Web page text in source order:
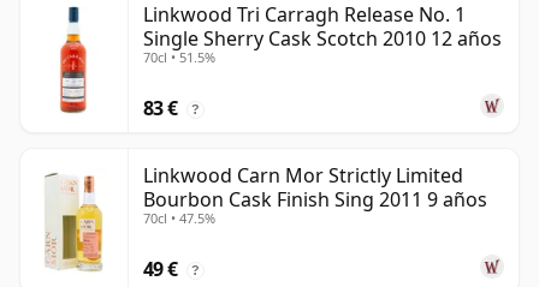
Linkwood Tri Carragh Release No. 1
Single Sherry Cask Scotch 2010 12 años
70cl • 51.5%
83 € ?
Linkwood Carn Mor Strictly Limited
Bourbon Cask Finish Sing 2011 9 años
70cl • 47.5%
49 € ?